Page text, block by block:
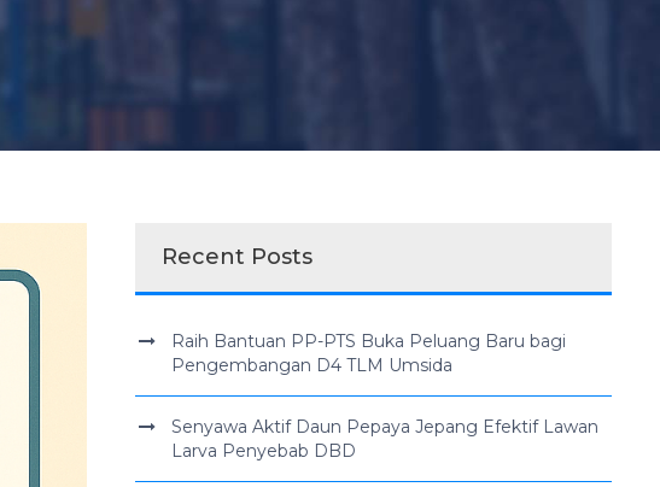
Recent Posts
Raih Bantuan PP-PTS Buka Peluang Baru bagi
Pengembangan D4 TLM Umsida
Senyawa Aktif Daun Pepaya Jepang Efektif Lawan
Larva Penyebab DBD